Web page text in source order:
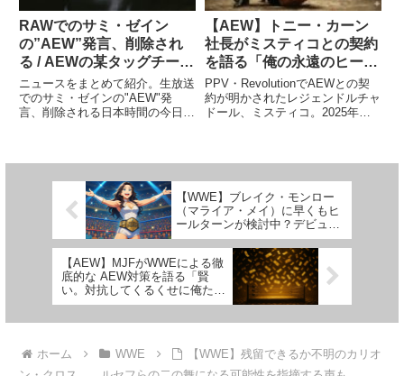
RAWでのサミ・ゼイン
の”AEW”発言、削除され
る / AEWの某タッグチー
ム、名前を変更されるかも
ニュースをまとめて紹介。生放送
でのサミ・ゼインの"AEW"発
言、削除される日本時間の今日放
【AEW】トニー・カーン
社長がミスティコとの契約
を語る「俺の永遠のヒーロ
ー。本当に光栄だ」
PPV・RevolutionでAEWとの契
約が明かされたレジェンドルチャ
ドール、ミスティコ。2025年度
らも愛される彼は...
【WWE】ブレイク・モンロー
（マライア・メイ）に早くもヒ
ールターンが検討中？デビュー
前から注目集まる
【AEW】MJFがWWEによる徹
底的な AEW対策を語る「賢
い。対抗してくるくせに俺たち
が競争相手じゃないって、正気
ホーム WWE
【WWE】残留できるか不明のカリオ